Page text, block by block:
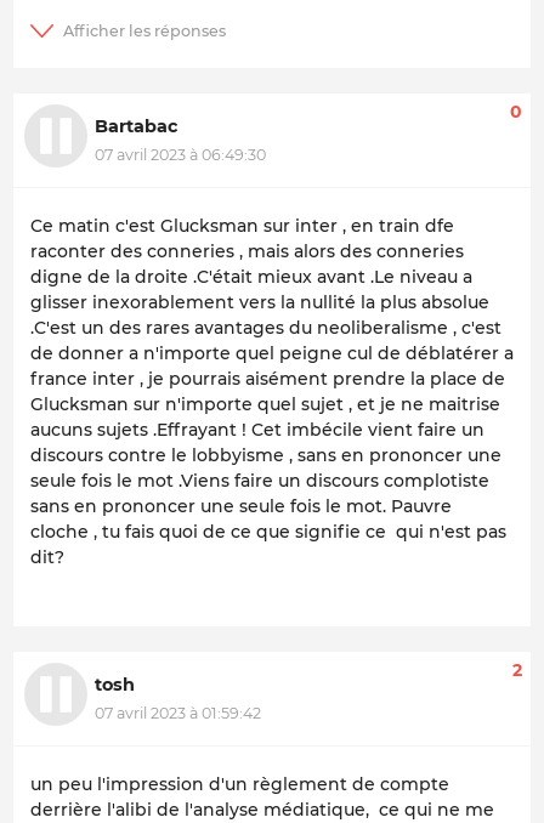
Bartabac
07 avril 2023 à 06:49:30
0
Ce matin c'est Glucksman sur inter , en train dfe
raconter des conneries , mais alors des conneries
digne de la droite .C'était mieux avant .Le niveau a
glisser inexorablement vers la nullité la plus absolue
.C'est un des rares avantages du neoliberalisme , c'est
de donner a n'importe quel peigne cul de déblatérer a
france inter , je pourrais aisément prendre la place de
Glucksman sur n'importe quel sujet , et je ne maitrise
aucuns sujets .Effrayant ! Cet imbécile vient faire un
discours contre le lobbyisme , sans en prononcer une
seule fois le mot .Viens faire un discours complotiste
sans en prononcer une seule fois le mot. Pauvre
cloche , tu fais quoi de ce que signifie ce qui n'est pas
dit?
tosh
07 avril 2023 à 01:59:42
2
un peu l'impression d'un règlement de compte
derrière l'alibi de l'analyse médiatique, ce qui ne me